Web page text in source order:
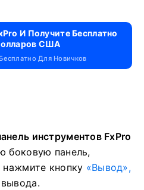
сейчас начнет
И Получите Бесплатно
Для Новичков